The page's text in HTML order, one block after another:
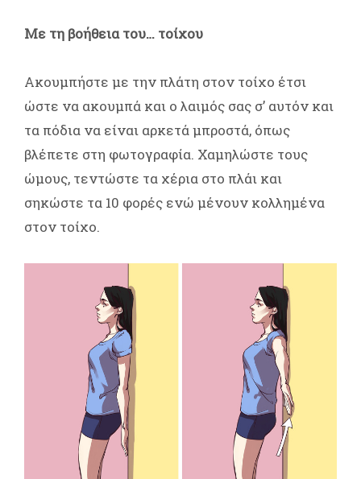
Με τη βοήθεια του… τοίχου
Ακουμπήστε με την πλάτη στον τοίχο έτσι
ώστε να ακουμπά και ο λαιμός σας σ’ αυτόν και
τα πόδια να είναι αρκετά μπροστά, όπως
βλέπετε στη φωτογραφία. Χαμηλώστε τους
ώμους, τεντώστε τα χέρια στο πλάι και
σηκώστε τα 10 φορές ενώ μένουν κολλημένα
στον τοίχο.